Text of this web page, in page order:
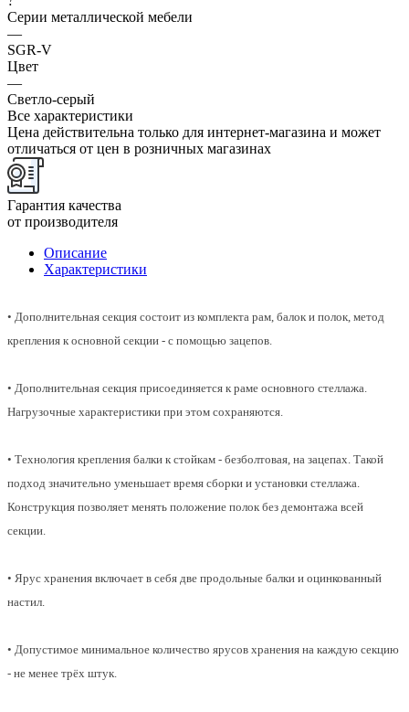
Серии металлической мебели
—
SGR-V
Цвет
—
Светло-серый
Все характеристики
Цена действительна только для интернет-магазина и может
отличаться от цен в розничных магазинах
Гарантия качества
от производителя
Описание
Характеристики
• Дополнительная секция состоит из комплекта рам, балок и полок, метод
крепления к основной секции - с помощью зацепов.
• Дополнительная секция присоединяется к раме основного стеллажа.
Нагрузочные характеристики при этом сохраняются.
• Технология крепления балки к стойкам - безболтовая, на зацепах. Такой
подход значительно уменьшает время сборки и установки стеллажа.
Конструкция позволяет менять положение полок без демонтажа всей
секции.
• Ярус хранения включает в себя две продольные балки и оцинкованный
настил.
• Допустимое минимальное количество ярусов хранения на каждую секцию
- не менее трёх штук.